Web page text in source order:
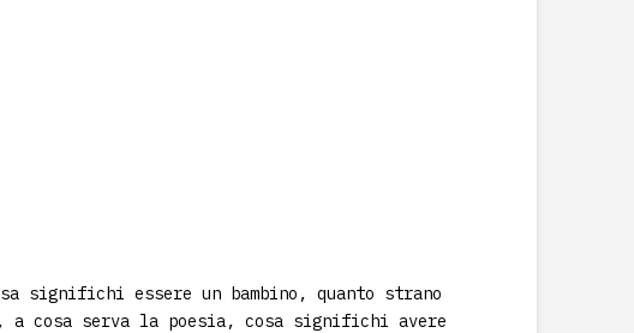
significhi essere un bambino, quanto strano
a cosa serva la poesia, cosa significhi avere